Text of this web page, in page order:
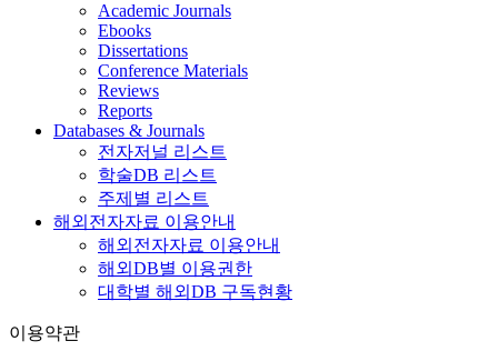
Academic Journals
Ebooks
Dissertations
Conference Materials
Reviews
Reports
Databases & Journals
전자저널 리스트
학술DB 리스트
주제별 리스트
해외전자자료 이용안내
해외전자자료 이용안내
해외DB별 이용권한
대학별 해외DB 구독현황
이용약관